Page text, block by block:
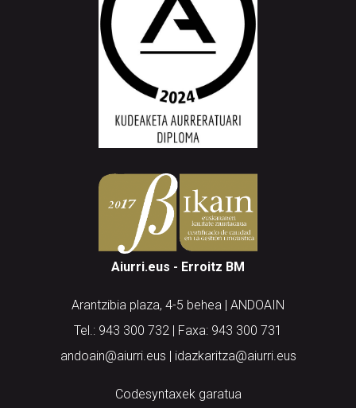
Aiurri.eus - Erroitz BM
Arantzibia plaza, 4-5 behea | ANDOAIN
Tel.: 943 300 732 | Faxa: 943 300 731
andoain@aiurri.eus | idazkaritza@aiurri.eus
Codesyntaxek garatua